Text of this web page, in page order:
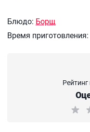
Блюдо: Борщ
Время приготовления: